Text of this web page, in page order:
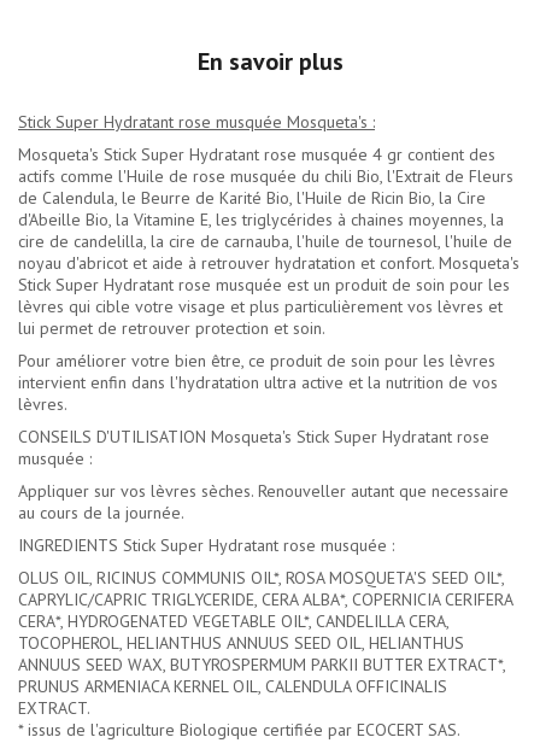
En savoir plus
Stick Super Hydratant rose musquée Mosqueta's :
Mosqueta's Stick Super Hydratant rose musquée 4 gr contient des
actifs comme l'Huile de rose musquée du chili Bio, l'Extrait de Fleurs
de Calendula, le Beurre de Karité Bio, l'Huile de Ricin Bio, la Cire
d'Abeille Bio, la Vitamine E, les triglycérides à chaines moyennes, la
cire de candelilla, la cire de carnauba, l'huile de tournesol, l'huile de
noyau d'abricot et aide à retrouver hydratation et confort. Mosqueta's
Stick Super Hydratant rose musquée est un produit de soin pour les
lèvres qui cible votre visage et plus particulièrement vos lèvres et
lui permet de retrouver protection et soin.
Pour améliorer votre bien être, ce produit de soin pour les lèvres
intervient enfin dans l'hydratation ultra active et la nutrition de vos
lèvres.
CONSEILS D'UTILISATION Mosqueta's Stick Super Hydratant rose
musquée :
Appliquer sur vos lèvres sèches. Renouveller autant que necessaire
au cours de la journée.
INGREDIENTS Stick Super Hydratant rose musquée :
OLUS OIL, RICINUS COMMUNIS OIL*, ROSA MOSQUETA'S SEED OIL*,
CAPRYLIC/CAPRIC TRIGLYCERIDE, CERA ALBA*, COPERNICIA CERIFERA
CERA*, HYDROGENATED VEGETABLE OIL*, CANDELILLA CERA,
TOCOPHEROL, HELIANTHUS ANNUUS SEED OIL, HELIANTHUS
ANNUUS SEED WAX, BUTYROSPERMUM PARKII BUTTER EXTRACT*,
PRUNUS ARMENIACA KERNEL OIL, CALENDULA OFFICINALIS
EXTRACT.
* issus de l'agriculture Biologique certifiée par ECOCERT SAS.